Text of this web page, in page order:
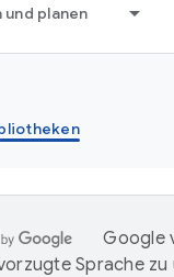
planen
Google
Sprache